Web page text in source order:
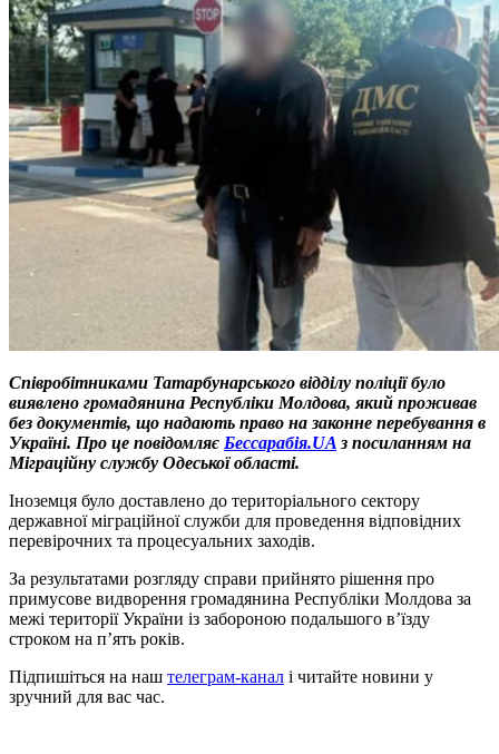
Співробітниками Татарбунарського відділу поліції було
виявлено громадянина Республіки Молдова, який проживав
без документів, що надають право на законне перебування в
Україні. Про це повідомляє Бессарабія.UA з посиланням на
Міграційну службу Одеської області.
Іноземця було доставлено до територіального сектору
державної міграційної служби для проведення відповідних
перевірочних та процесуальних заходів.
За результатами розгляду справи прийнято рішення про
примусове видворення громадянина Республіки Молдова за
межі території України із забороною подальшого в’їзду
строком на п’ять років.
Підпишіться на наш телеграм-канал і читайте новини у
зручний для вас час.